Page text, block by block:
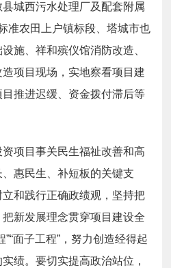
城西污水处理厂及配套附属
准农田上户镇标段 、塔城市也
施、祥和殡仪馆消防改造、
项目现场，实地察看项目建
推进迟缓、资金拨付滞后等
项目事关民生福祉改善和高
惠民生、补短板的关键支
立和践行正确政绩观，坚持把
新发展理念贯穿项目建设全
面子工程”，努力创造经得起
实绩。要切实提高政治站位，